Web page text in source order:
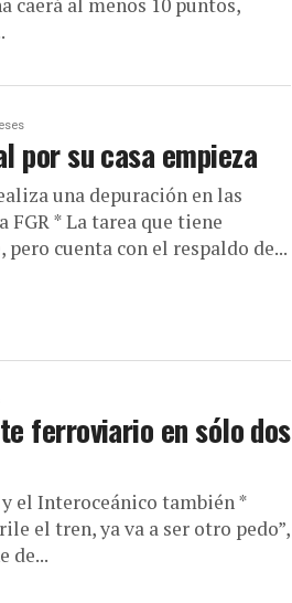
por su casa empieza
una depuración en las
FGR * La tarea que tiene
pero cuenta con el respaldo de...
ferroviario en sólo dos
el Interoceánico también *
el tren, ya va a ser otro pedo”,
de...